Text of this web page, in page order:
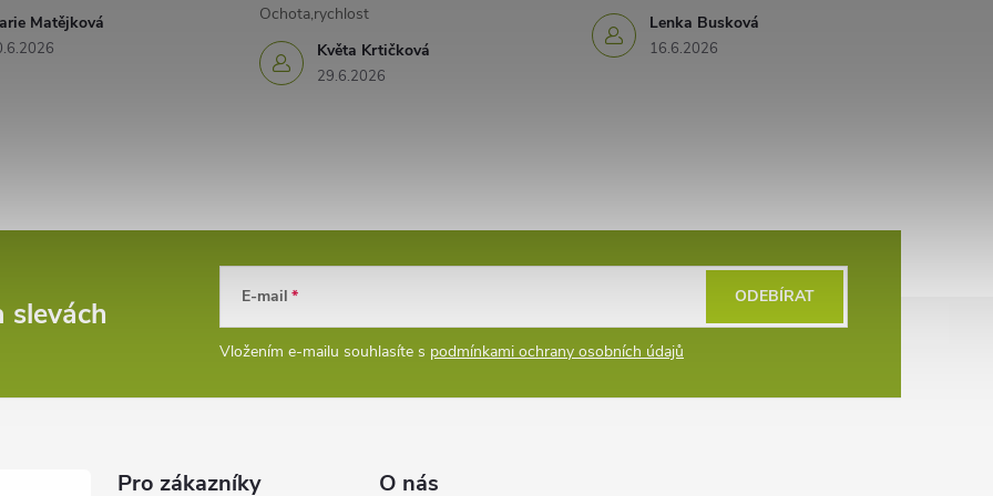
Matějková
Květa Krtičková
29.6.2026
Ochota,rychlost Lenka Busková
16.6.2026
slevách E-mail
Vložením e-mailu souhlasíte s podmínkami ochrany osobních údajů
ODEBÍRAT
Pro zákazníky O nás